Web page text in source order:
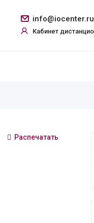
info@iocenter.ru
Кабинет
Распечатать